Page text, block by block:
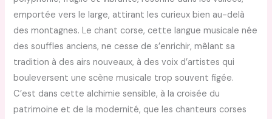
emportée vers le large, attirant les curieux bien au-delà
des montagnes. Le chant corse, cette langue musicale née
des souffles anciens, ne cesse de s’enrichir, mêlant sa
tradition à des airs nouveaux, à des voix d’artistes qui
bouleversent une scène musicale trop souvent figée.
C’est dans cette alchimie sensible, à la croisée du
patrimoine et de la modernité, que les chanteurs corses